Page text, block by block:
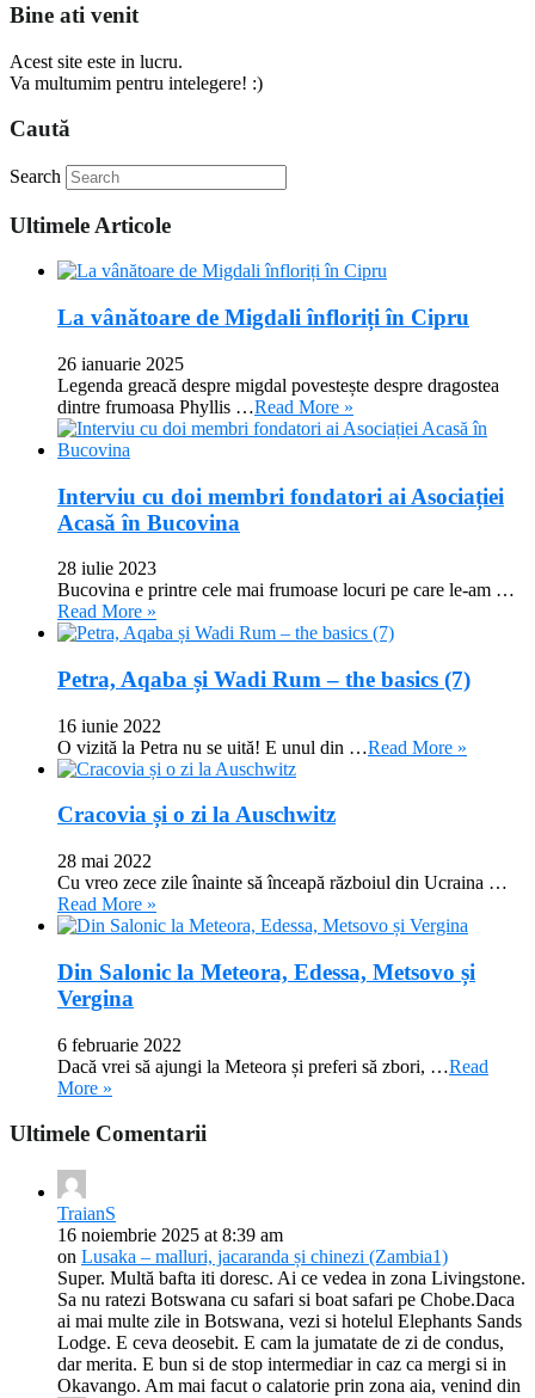
Bine ati venit
Acest site este in lucru.
Va multumim pentru intelegere! :)
Caută
Search
Ultimele Articole
La vânătoare de Migdali înfloriți în Cipru
26 ianuarie 2025
Legenda greacă despre migdal povestește despre dragostea
dintre frumoasa Phyllis …Read More »
Interviu cu doi membri fondatori ai Asociației
Acasă în Bucovina
28 iulie 2023
Bucovina e printre cele mai frumoase locuri pe care le-am …
Read More »
Petra, Aqaba și Wadi Rum – the basics (7)
16 iunie 2022
O vizită la Petra nu se uită! E unul din …Read More »
Cracovia și o zi la Auschwitz
28 mai 2022
Cu vreo zece zile înainte să înceapă războiul din Ucraina …
Read More »
Din Salonic la Meteora, Edessa, Metsovo și
Vergina
6 februarie 2022
Dacă vrei să ajungi la Meteora și preferi să zbori, …Read
More »
Ultimele Comentarii
TraianS
16 noiembrie 2025 at 8:39 am
on Lusaka – malluri, jacaranda și chinezi (Zambia1)
Super. Multă bafta iti doresc. Ai ce vedea in zona Livingstone.
Sa nu ratezi Botswana cu safari si boat safari pe Chobe.Daca
ai mai multe zile in Botswana, vezi si hotelul Elephants Sands
Lodge. E ceva deosebit. E cam la jumatate de zi de condus,
dar merita. E bun si de stop intermediar in caz ca mergi si in
Okavango. Am mai facut o calatorie prin zona aia, venind din